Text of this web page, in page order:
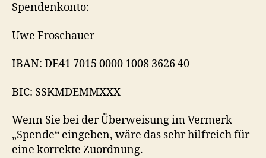
Spendenkonto:
Uwe Froschauer
IBAN: DE41 7015 0000 1008 3626 40
BIC: SSKMDEMMXXX
Wenn Sie bei der Überweisung im Vermerk
„Spende“ eingeben, wäre das sehr hilfreich für
eine korrekte Zuordnung.